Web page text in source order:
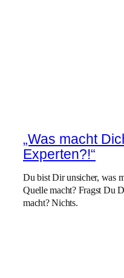
„Was macht
Experten?!“
Du bist Dir unsicher, was
Quelle macht? Fragst Du
macht? Nichts.